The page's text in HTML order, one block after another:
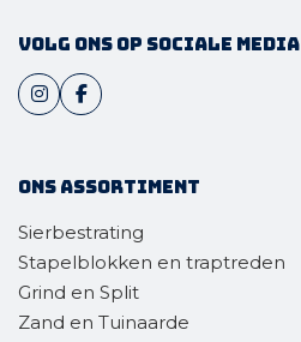
Volg ons op sociale media
Ons assortiment
Sierbestrating
Stapelblokken en traptreden
Grind en Split
Zand en Tuinaarde